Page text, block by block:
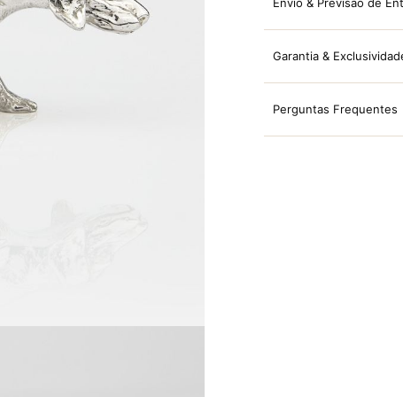
Garantia &
Perguntas Frequentes